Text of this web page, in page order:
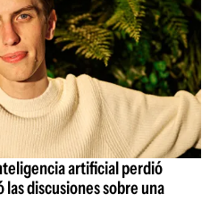
artificial perdió
discusiones sobre una